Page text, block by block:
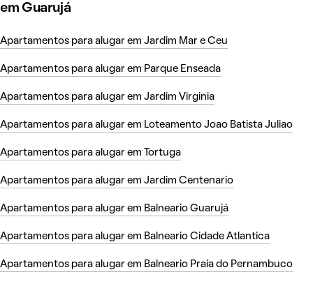
em Guarujá
Apartamentos para alugar em Jardim Mar e Ceu
Apartamentos para alugar em Parque Enseada
Apartamentos para alugar em Jardim Virginia
Apartamentos para alugar em Loteamento Joao Batista Juliao
Apartamentos para alugar em Tortuga
Apartamentos para alugar em Jardim Centenario
Apartamentos para alugar em Balneario Guarujá
Apartamentos para alugar em Balneario Cidade Atlantica
Apartamentos para alugar em Balneario Praia do Pernambuco